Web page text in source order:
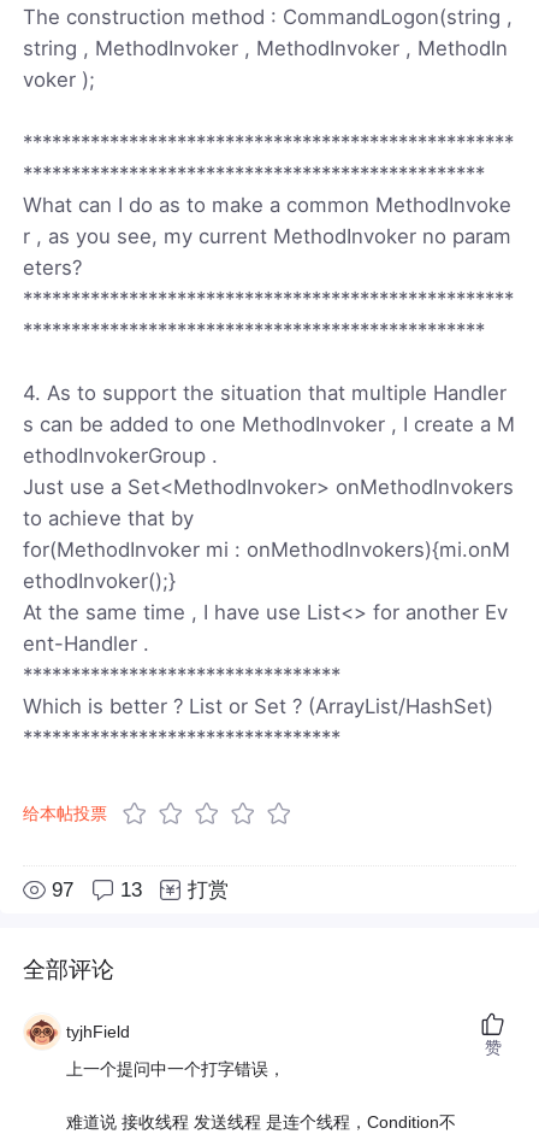
The construction method : CommandLogon(string ,
string , MethodInvoker , MethodInvoker , MethodIn
voker );
***************************************************
************************************************
What can I do as to make a common MethodInvoke
r , as you see, my current MethodInvoker no param
eters?
***************************************************
************************************************
4. As to support the situation that multiple Handler
s can be added to one MethodInvoker , I create a M
ethodInvokerGroup .
Just use a Set<MethodInvoker> onMethodInvokers
to achieve that by
for(MethodInvoker mi : onMethodInvokers){mi.onM
ethodInvoker();}
At the same time , I have use List<> for another Ev
ent-Handler .
*********************************
Which is better ? List or Set ? (ArrayList/HashSet)
*********************************
给本帖投票
97 13 打赏
全部评论
tyjhField
上一个提问中一个打字错误，
难道说 接收线程 发送线程 是连个线程，Condition不
赞